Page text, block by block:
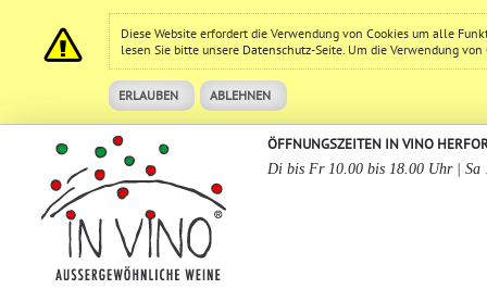
Diese Website erfordert die Verwendung von Cookies um alle
lesen Sie bitte unsere Datenschutz-Seite. Um die Verwendung
ERLAUBEN ABLEHNEN
ÖFFNUNGSZEITEN IN VINO
Di bis Fr 10.00 bis 18.00 Uhr | Sa